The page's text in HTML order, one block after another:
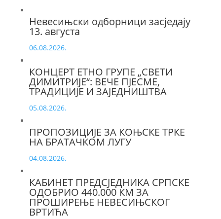
Невесињски одборници засједају
13. августа
06.08.2026.
КОНЦЕРТ ЕТНО ГРУПЕ „СВЕТИ
ДИМИТРИЈЕ“: ВЕЧЕ ПЈЕСМЕ,
ТРАДИЦИЈЕ И ЗАЈЕДНИШТВА
05.08.2026.
ПРОПОЗИЦИЈЕ ЗА КОЊСКЕ ТРКЕ
НА БРАТАЧКОМ ЛУГУ
04.08.2026.
КАБИНЕТ ПРЕДСЈЕДНИКА СРПСКЕ
ОДОБРИО 440.000 КМ ЗА
ПРОШИРЕЊЕ НЕВЕСИЊСКОГ
ВРТИЋА